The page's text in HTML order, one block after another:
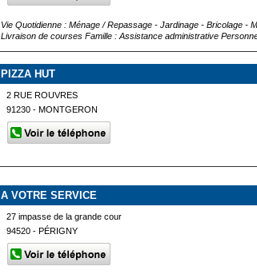
Vie Quotidienne : Ménage / Repassage - Jardinage - Bricolage
Livraison de courses Famille : Assistance administrative
PIZZA HUT
2 RUE ROUVRES
91230 - MONTGERON
A VOTRE SERVICE
27 impasse de la grande cour
94520 - PÉRIGNY